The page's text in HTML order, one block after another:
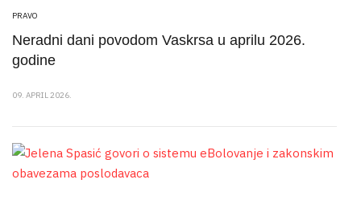
PRAVO
Neradni dani povodom Vaskrsa u aprilu 2026.
godine
09. APRIL 2026.